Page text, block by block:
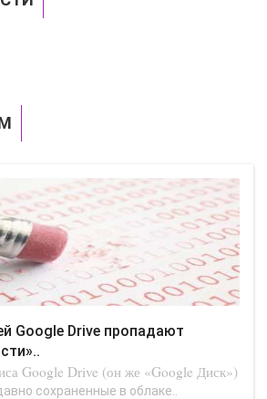
Google Drive (он же «Google Диск»)
сохраненные в облаке..